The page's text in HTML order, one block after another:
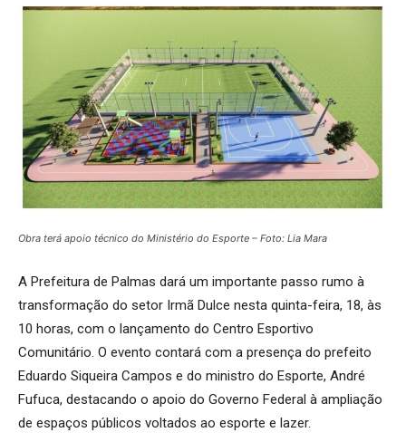
Obra terá apoio técnico do Ministério do Esporte – Foto: Lia Mara
A Prefeitura de Palmas dará um importante passo rumo à
transformação do setor Irmã Dulce nesta quinta-feira, 18, às
10 horas, com o lançamento do Centro Esportivo
Comunitário. O evento contará com a presença do prefeito
Eduardo Siqueira Campos e do ministro do Esporte, André
Fufuca, destacando o apoio do Governo Federal à ampliação
de espaços públicos voltados ao esporte e lazer.